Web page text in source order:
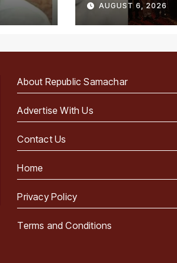
AUGUST 6, 2026
About Republic Samachar
Advertise With Us
Contact Us
Home
Privacy Policy
Terms and Conditions